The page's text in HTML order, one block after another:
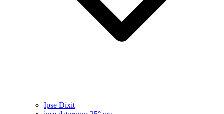
Ipse Dixit